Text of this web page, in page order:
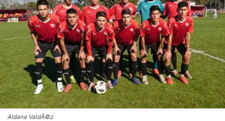
Aldana ValdÃ©z